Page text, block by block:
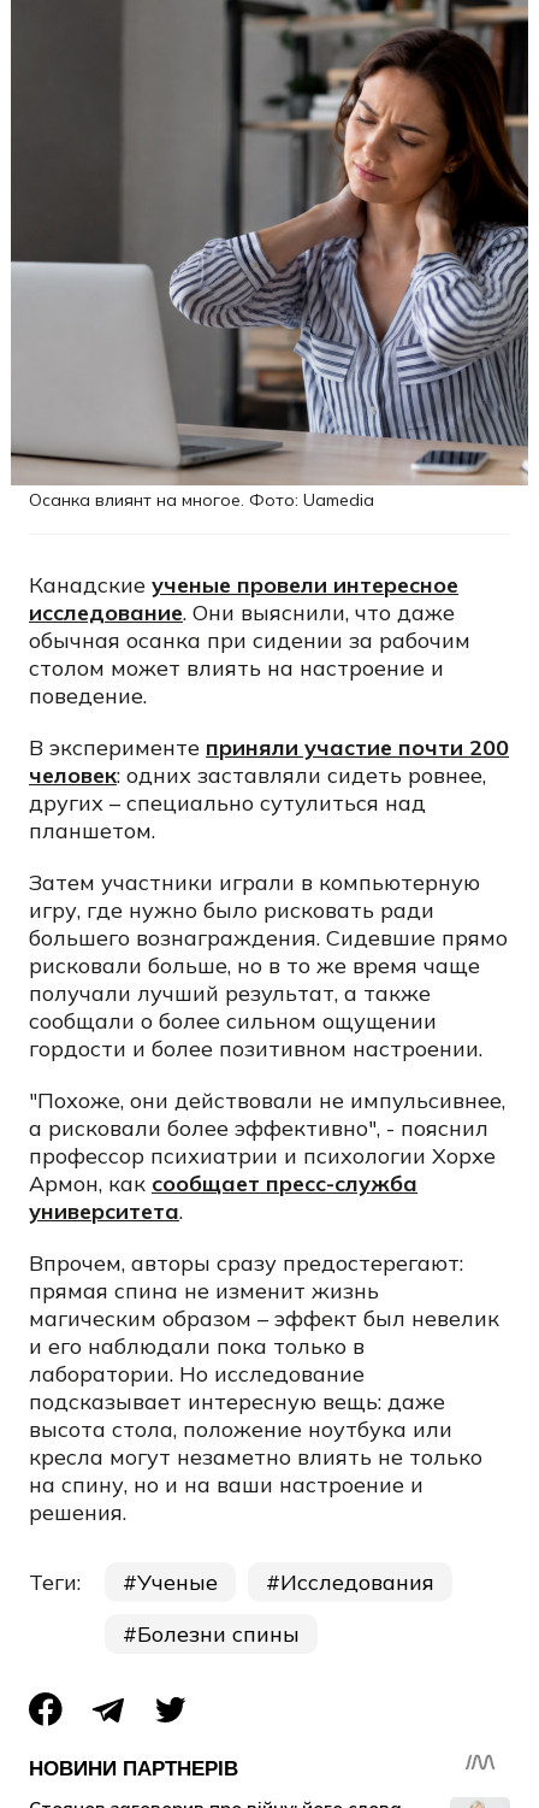
Осанка влиянт на многое. Фото: Uamedia
Канадские ученые провели интересное
исследование. Они выяснили, что даже
обычная осанка при сидении за рабочим
столом может влиять на настроение и
поведение.
В эксперименте приняли участие почти 200
человек: одних заставляли сидеть ровнее,
других – специально сутулиться над
планшетом.
Затем участники играли в компьютерную
игру, где нужно было рисковать ради
большего вознаграждения. Сидевшие прямо
рисковали больше, но в то же время чаще
получали лучший результат, а также
сообщали о более сильном ощущении
гордости и более позитивном настроении.
"Похоже, они действовали не импульсивнее,
а рисковали более эффективно", - пояснил
профессор психиатрии и психологии Хорхе
Армон, как сообщает пресс-служба
университета.
Впрочем, авторы сразу предостерегают:
прямая спина не изменит жизнь
магическим образом – эффект был невелик
и его наблюдали пока только в
лаборатории. Но исследование
подсказывает интересную вещь: даже
высота стола, положение ноутбука или
кресла могут незаметно влиять не только
на спину, но и на ваши настроение и
решения.
Теги: Ученые
Исследования
Болезни спины